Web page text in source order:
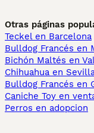
Otras páginas
Teckel en Barcelona
Bulldog Francés en
Bichón Maltés en
Chihuahua en
Bulldog Francés en
Caniche Toy en
Perros en adopcion